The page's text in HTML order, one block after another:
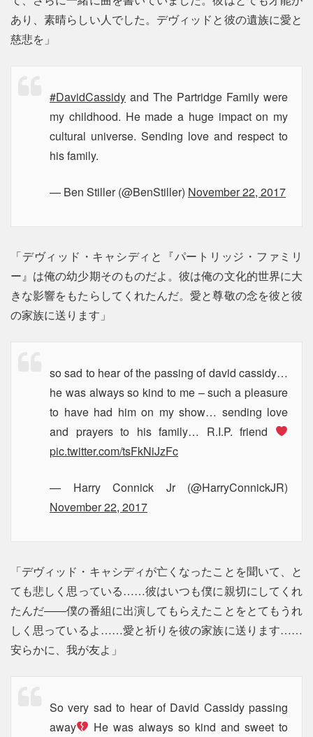
あり、素晴らしい人でした。デヴィッドと彼の遺族に愛と
慈悲を」
#DavidCassidy and The Partridge Family were
my childhood. He made a huge impact on my
cultural universe. Sending love and respect to
his family.
— Ben Stiller (@BenStiller) November 22, 2017
「デヴィッド・キャシディと『パートリッジ・ファミリ
ー』は俺の幼少期そのものだよ。彼は俺の文化的世界に大
きな影響をもたらしてくれたんだ。愛と尊敬の念を彼と彼
の家族に送ります」
so sad to hear of the passing of david cassidy…
he was always so kind to me – such a pleasure
to have had him on my show… sending love
and prayers to his family… R.I.P. friend
pic.twitter.com/tsFkNiJzFc
— Harry Connick Jr (@HarryConnickJR)
November 22, 2017
「デヴィッド・キャシディが亡くなったことを聞いて、と
ても悲しく思っている……彼はいつも僕に親切にしてくれ
たんだ――僕の番組に出演してもらえたことをとてもうれ
しく思っているよ……愛と祈りを彼の家族に送ります……
安らかに、我が友よ」
So very sad to hear of David Cassidy passing
away
He was always so kind and sweet to